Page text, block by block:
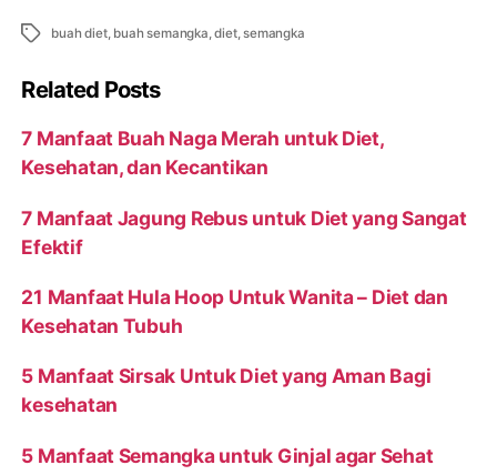
Tags buah diet, buah semangka ,diet,semangka
Related Posts
7 Manfaat Buah Naga Merah untuk Diet,
Kesehatan, dan Kecantikan
7 Manfaat Jagung Rebus untuk Diet yang Sangat
Efektif
21 Manfaat Hula Hoop Untuk Wanita – Diet dan
Kesehatan Tubuh
5 Manfaat Sirsak Untuk Diet yang Aman Bagi
kesehatan
5 Manfaat Semangka untuk Ginjal agar Sehat